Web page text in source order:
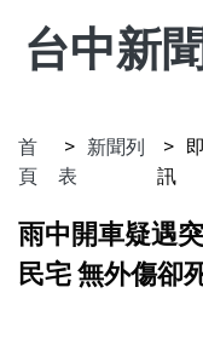
台中新
首
頁
新聞列
表
訊
雨中開車疑遇
民宅 無外傷卻